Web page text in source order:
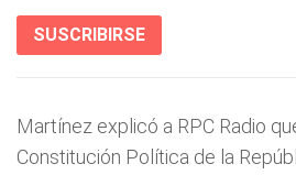
SUSCRIBIRSE
Martínez explicó a RPC Radio
Constitución Política de la